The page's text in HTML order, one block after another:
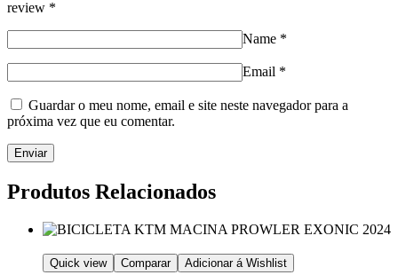
review *
Name *
Email *
Guardar o meu nome, email e site neste navegador para a
próxima vez que eu comentar.
Produtos Relacionados
Quick view Comparar Adicionar á Wishlist